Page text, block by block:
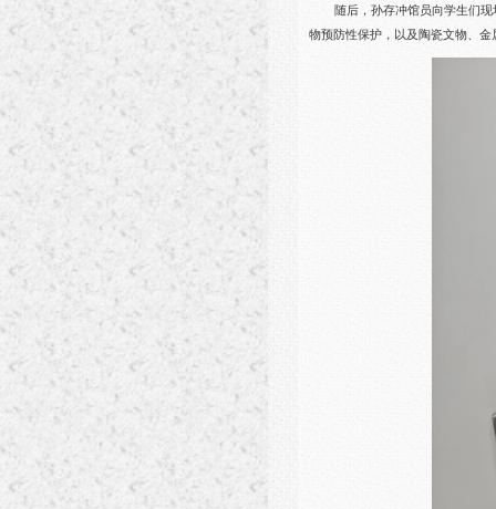
随后，孙存冲馆员向学生们
物预防性保护，以及陶瓷文物、